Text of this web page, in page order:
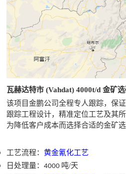
瓦赫达特市 (Vahdat) 4000t/d 金矿
该项目金鹏公司全程专人跟踪，保
跟踪工程设计，精准定位工艺及其
为降低客户成本而选择合适的金矿选
工艺流程：黄金氰化工艺
日处理量：4000 吨/天